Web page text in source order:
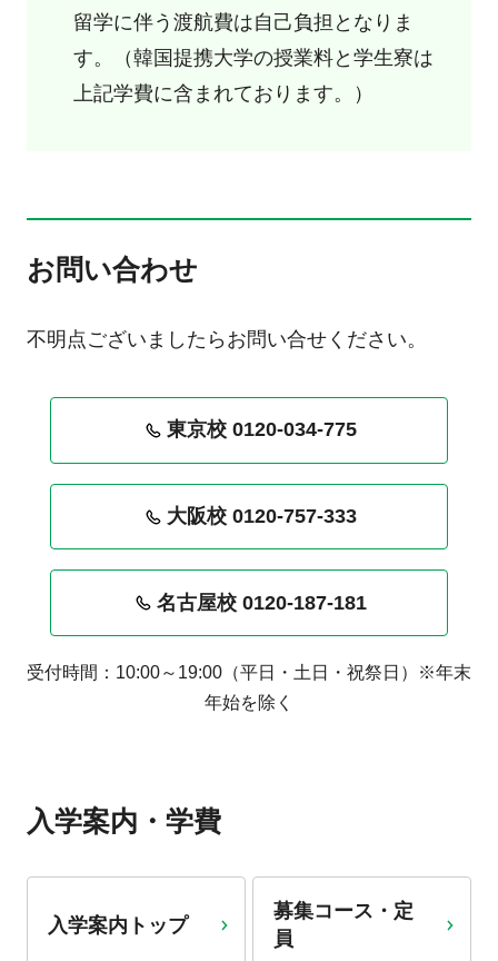
留学に伴う渡航費は自己負担となりま
す。（韓国提携大学の授業料と学生寮は
上記学費に含まれております。）
お問い合わせ
不明点ございましたらお問い合せください。
東京校 0120-034-775
大阪校 0120-757-333
名古屋校 0120-187-181
受付時間：10:00～19:00（平日・土日・祝祭日）※年末
年始を除く
入学案内・学費
入学案内トップ
募集コース・定
員